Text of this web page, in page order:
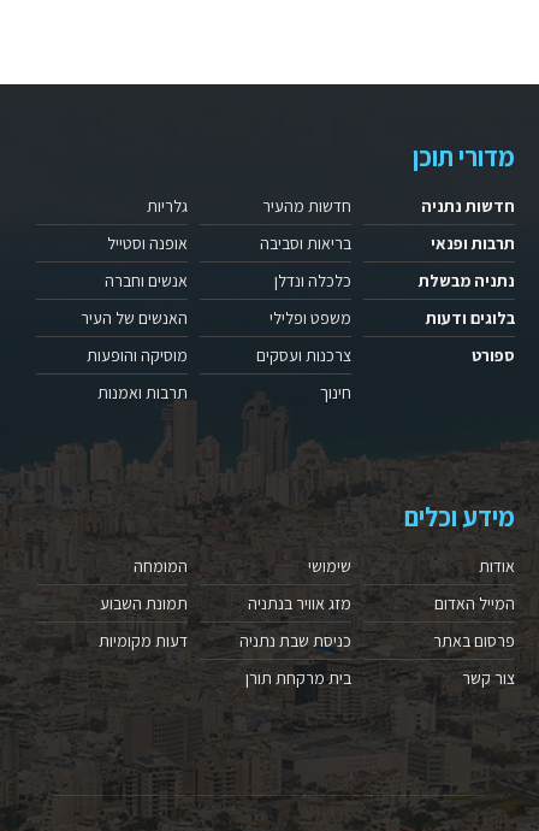
מדורי תוכן
חדשות נתניה
תרבות ופנאי
נתניה מבשלת
בלוגים ודעות
ספורט
חדשות מהעיר
בריאות וסביבה
כלכלה ונדלן
משפט ופלילי
צרכנות ועסקים
חינוך
גלריות
אופנה וסטייל
אנשים וחברה
האנשים של העיר
מוסיקה והופעות
תרבות ואמנות
מידע וכלים
אודות
המייל האדום
פרסום באתר
צור קשר
שימושי
מזג אוויר בנתניה
כניסת שבת נתניה
בית מרקחת תורן
המומחה
תמונת השבוע
דעות מקומיות